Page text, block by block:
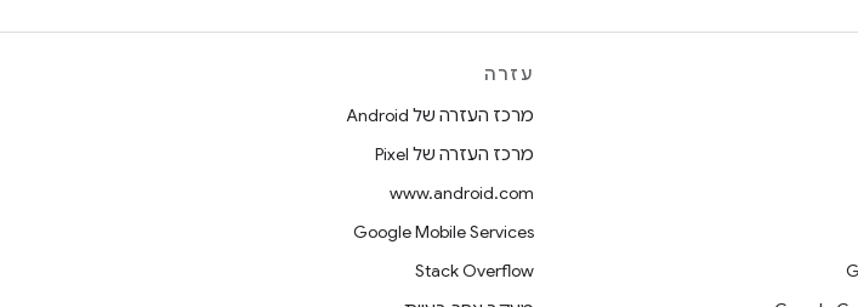
עזרה
מרכז העזרה של Android
מרכז העזרה של Pixel
www.android.com
Google Mobile Services
Stack Overflow